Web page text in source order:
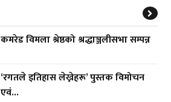
कमरेड विमला श्रेष्ठको श्रद्धाञ्जलीसभा सम्पन्न
‘रगतले इतिहास लेख्नेहरू’ पुस्तक विमोचन
एवं...